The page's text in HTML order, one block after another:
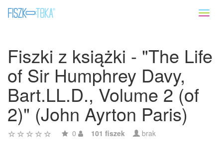
Fiszki z książki - "The Life
of Sir Humphrey Davy,
Bart.LL.D., Volume 2 (of
2)" (John Ayrton Paris)
0 101 fiszek brak